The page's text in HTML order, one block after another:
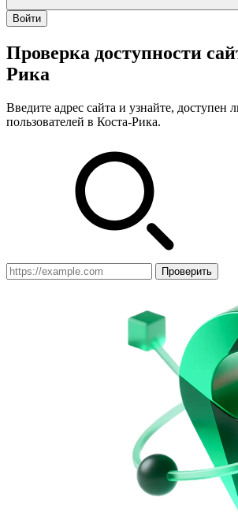
Войти
Проверка доступности
Рика
Введите адрес сайта и узнайте, доступен
пользователей в Коста-Рика.
Проверить